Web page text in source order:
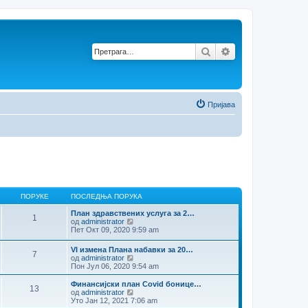
Претрага
Пријава
ПОРУКЕ ПОСЛЕДЊА ПОРУКА
1
План здравствених услуга за 2…
од administrator
р
л
е
д
п
о
л
Пет Окт 09, 2020 9:59 am
7
VI измена Плана набавки за 20…
од administrator
р
е
г
е
Пон Јул 06, 2020 9:54 am
13
Финансијски план Covid бонице…
од administrator
р
Уто Јан 12, 2021 7:06 am